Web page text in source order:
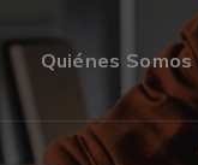
Quiénes Somos